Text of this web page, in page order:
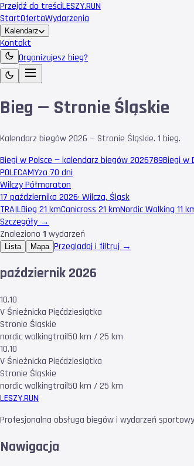
Przejdź do treściLESZY.RUN
StartOfertaWydarzenia
Kalendarz
Kontakt
Organizujesz bieg?
Bieg — Stronie Śląskie
Kalendarz biegów 2026 — Stronie Śląskie. 1 bieg.
Biegi w Polsce — kalendarz biegów 2026789Biegi w
POLECAMYza 70 dni
Wilczy Półmaraton
17 października 2026· Wilcza, Śląsk
TRAILBieg 21 kmCanicross 21 kmNordic Walking 11
Szczegóły →
Znaleziono 1 wydarzeń
Lista Mapa Przeglądaj i filtruj →
październik 2026
10.10
V Śnieżnicka Pięćdziesiątka
Stronie Śląskie
nordic walkingtrail50 km / 25 km
10.10
V Śnieżnicka Pięćdziesiątka
Stronie Śląskie
nordic walkingtrail50 km / 25 km
LESZY.RUN
Profesjonalna obsługa biegów i wydarzeń
Nawigacja